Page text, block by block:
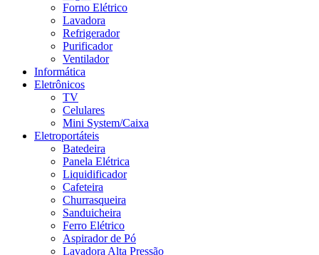
Forno Elétrico
Lavadora
Refrigerador
Purificador
Ventilador
Informática
Eletrônicos
TV
Celulares
Mini System/Caixa
Eletroportáteis
Batedeira
Panela Elétrica
Liquidificador
Cafeteira
Churrasqueira
Sanduicheira
Ferro Elétrico
Aspirador de Pó
Lavadora Alta Pressão